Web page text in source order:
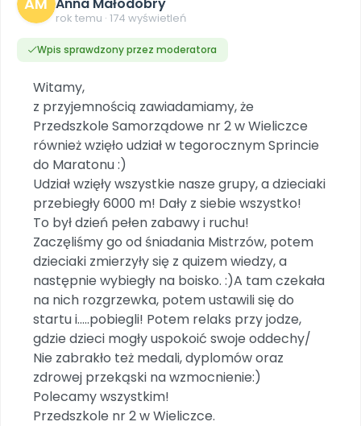
Scenariusze i artykuły
Pomoce dydaktyczne
Plany tygodniowe
Praca wychowawcza
Bliżejprzedszkolne zestawy
Zestawy do pobrania
POLECAMY
Wybierz prezent
Przy zamówieniu prenumeraty
Zaplanuj rok przedszkolny
Materiały na nowy rok
Archiwalne numery
Pomoc
Miesięczniki
Ebooki
Wszystko dla przedszkoli
Zamówienia hurtowe
NA SKRÓTY
Letnia wyprzedaż
Promocje w sklepie
Nowości
Zapowiedzi
Polecamy
Promocje
Konferencje
Spotkania na dużą skalę
Kompleksowe programy szkoleniowe
POLECAMY
Akademia Muzyki i Ruchu
Szkolenia muzyczne
INNE
Ebooki
Nasze interaktywne ebooki
Strona WWW dla przedszkola
Gotowa w mniej niż 10 min • 14 dni bez opłat
Pakiet bliżej MAX
Poznajemy regiony
Sensosmyki
Patronat BLIŻEJ PRZEDSZKOLA
Literkowo
Nauka liter i głosek
Sprintem do maratonu
Ruch i motywacja
Bliżej Pieska
Pomoc zwierzętom
Książka (dla) Przedszkolaka
Promowanie czytelnictwa
SOCIAL MEDIA
Facebook
Aktualności
Instagram
Zobacz nas na Instagramie
TikTok
Zobacz nas na TikToku
YouTube
Filmy edukacyjne
rok temu · 174 wyświetleń
Wpis sprawdzony przez moderatora
Witamy,
z przyjemnością zawiadamiamy, że
Przedszkole Samorządowe nr 2 w Wieliczce
również wzięło udział w tegorocznym Sprincie
do Maratonu :)
Udział wzięły wszystkie nasze grupy, a dzieciaki
przebiegły 6000 m! Dały z siebie wszystko!
To był dzień pełen zabawy i ruchu!
Zaczęliśmy go od śniadania Mistrzów, potem
dzieciaki zmierzyły się z quizem wiedzy, a
następnie wybiegły na boisko. :)A tam czekała
na nich rozgrzewka, potem ustawili się do
startu i.....pobiegli! Potem relaks przy jodze,
gdzie dzieci mogły uspokoić swoje oddechy/
Nie zabrakło też medali, dyplomów oraz
zdrowej przekąski na wzmocnienie:)
Polecamy wszystkim!
Przedszkole nr 2 w Wieliczce.